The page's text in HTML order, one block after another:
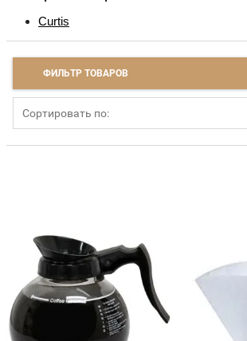
Curtis
ФИЛЬТР ТОВАРОВ
Сортировать по: